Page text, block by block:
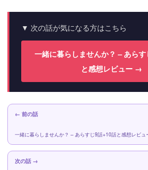
▼ 次の話が気になる方はこちら
一緒に暮らしませんか？ – あら
と感想レビュー →
← 前の話
一緒に暮らしませんか？ – あらすじ9話+10話と感想レビュ
次の話 →